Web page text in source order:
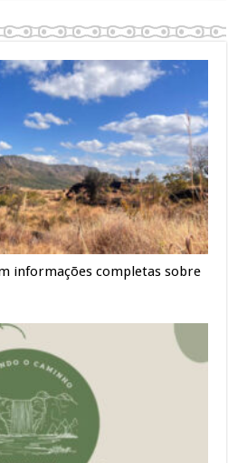
informações completas sobre